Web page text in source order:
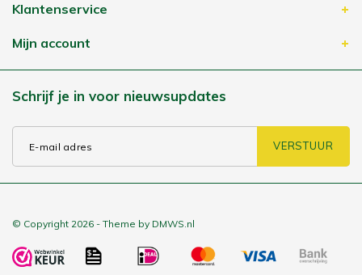
Klantenservice
Mijn account
Schrijf je in voor nieuwsupdates
VERSTUUR
© Copyright 2026 - Theme by DMWS.nl